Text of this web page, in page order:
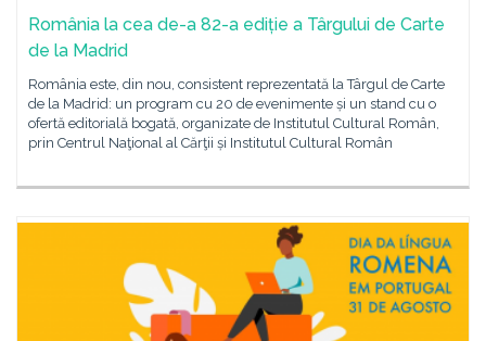
România la cea de-a 82-a ediție a Târgului de Carte
de la Madrid
România este, din nou, consistent reprezentată la Târgul de Carte
de la Madrid: un program cu 20 de evenimente și un stand cu o
ofertă editorială bogată, organizate de Institutul Cultural Român,
prin Centrul Naţional al Cărţii și Institutul Cultural Român